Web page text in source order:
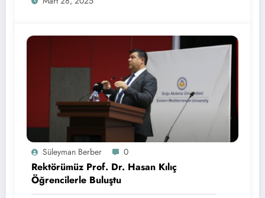
Süleyman Berber 0
Rektörümüz Prof. Dr. Hasan Kılıç
Öğrencilerle Buluştu